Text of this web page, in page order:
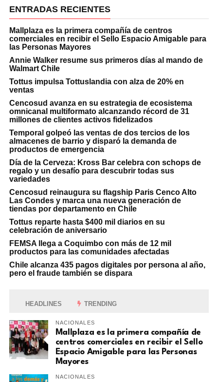
ENTRADAS RECIENTES
Mallplaza es la primera compañía de centros
comerciales en recibir el Sello Espacio Amigable para
las Personas Mayores
Annie Walker resume sus primeros días al mando de
Walmart Chile
Tottus impulsa Tottuslandia con alza de 20% en
ventas
Cencosud avanza en su estrategia de ecosistema
omnicanal multiformato alcanzando récord de 31
millones de clientes activos fidelizados
Temporal golpeó las ventas de dos tercios de los
almacenes de barrio y disparó la demanda de
productos de emergencia
Día de la Cerveza: Kross Bar celebra con schops de
regalo y un desafío para descubrir todas sus
variedades
Cencosud reinaugura su flagship Paris Cenco Alto
Las Condes y marca una nueva generación de
tiendas por departamento en Chile
Tottus reparte hasta $400 mil diarios en su
celebración de aniversario
FEMSA llega a Coquimbo con más de 12 mil
productos para las comunidades afectadas
Chile alcanza 435 pagos digitales por persona al año,
pero el fraude también se dispara
HEADLINES TRENDING
NACIONALES
Mallplaza es la primera compañía de
centros comerciales en recibir el Sello
Espacio Amigable para las Personas
Mayores
NACIONALES